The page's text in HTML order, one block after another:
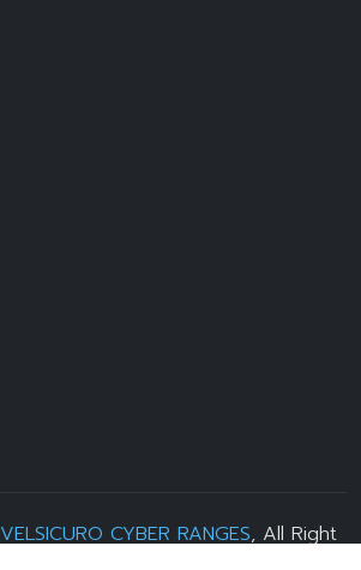
VELSICURO CYBER RANGES, All Right